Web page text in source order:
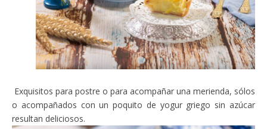
Exquisitos para postre o para acompañar una merienda, sólos
o acompañados con un poquito de yogur griego sin azúcar
resultan deliciosos.